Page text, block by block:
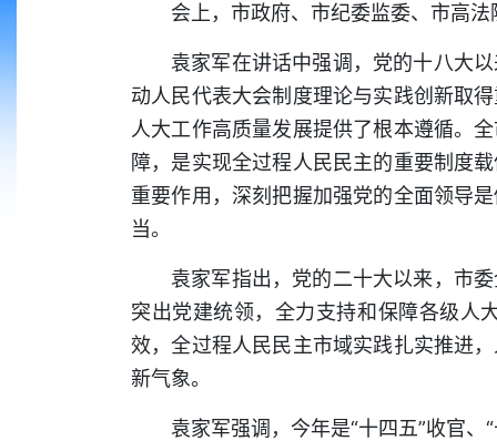
会上，市政府、市纪委监委、市高
袁家军在讲话中强调，党的十八大
动人民代表大会制度理论与实践创新取
人大工作高质量发展提供了根本遵循。
障，是实现全过程人民民主的重要制度
重要作用，深刻把握加强党的全面领导
当。
袁家军指出，党的二十大以来，市
突出党建统领，全力支持和保障各级人
效，全过程人民民主市域实践扎实推进
新气象。
袁家军强调，今年是“十四五”收官、